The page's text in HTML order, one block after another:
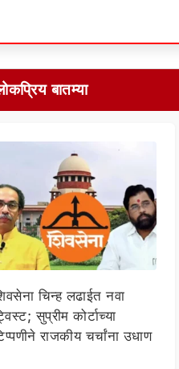
बातम्या
चिन्ह लढाईत नवा
सुप्रीम कोर्टाच्या
राजकीय चर्चांना उधाण